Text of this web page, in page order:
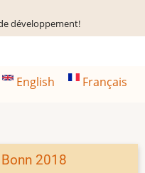
développement!
English Français
2018